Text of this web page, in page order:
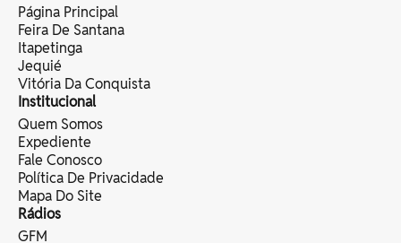
Página Principal
Feira De Santana
Itapetinga
Jequié
Vitória Da Conquista
Institucional
Quem Somos
Expediente
Fale Conosco
Política De Privacidade
Mapa Do Site
Rádios
GFM